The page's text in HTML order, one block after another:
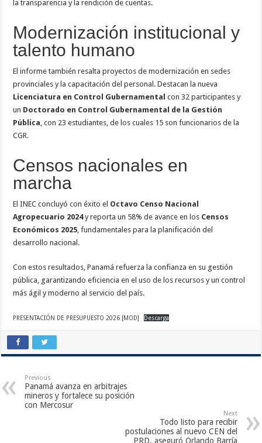
la transparencia y la rendición de cuentas.
Modernización institucional y
talento humano
El informe también resalta proyectos de modernización en sedes
provinciales y la capacitación del personal. Destacan la nueva
Licenciatura en Control Gubernamental con 32 participantes y
un Doctorado en Control Gubernamental de la Gestión
Pública , con 23 estudiantes, de los cuales 15 son funcionarios de la
CGR.
Censos nacionales en
marcha
El INEC concluyó con éxito el Octavo Censo Nacional
Agropecuario 2024y reporta un 58% de avance en los Censos
Económicos 2025 , fundamentales para la planificación del
desarrollo nacional.
Con estos resultados, Panamá refuerza la confianza en su gestión
pública, garantizando eficiencia en el uso de los recursos y un control
más ágil y moderno al servicio del país.
PRESENTACIÓN DE PRESUPUESTO 2026 [MOD] Descarga
Previous
Panamá avanza en arbitrajes
mineros y fortalece su posición
con Mercosur
Next
Todo listo para recibir
postulaciones al nuevo CEN del
PRD, aseguró Orlando Barría